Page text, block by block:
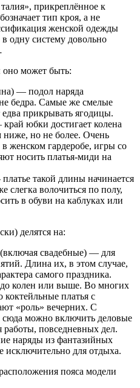
прикреплённое к
тип кроя, а не
женской одежды
одну систему довольно
может быть:
— подол наряда
бедра. Самые же смелые
прикрывать ягодицы.
юбки достигает колена
ниже, но не более. Очень
женском гардеробе, игры со
носить платья-миди на
такой длины начинается
слегка волочиться по полу,
в обуви на каблуках или
делятся на:
свадебные) — для
Длина их, в этом случае,
самого праздника.
колен или выше. Во многих
платья с
«роль» вечерних. С
можно включить деловые
повседневных дел.
наряды из фантазийных
исключительно для отдыха.
пояса модели